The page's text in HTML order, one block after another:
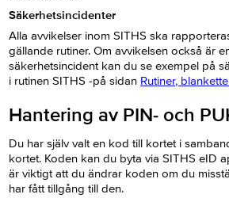
Säkerhetsincidenter
Alla avvikelser inom SITHS ska
gällande rutiner. Om avvikelsen också är
säkerhetsincident kan du se exempel på
i rutinen SITHS -på sidan Rutiner,
Hantering av PIN- och
Du har själv valt en kod till kortet i
kortet. Koden kan du byta via SITHS eID
är viktigt att du ändrar koden om du
har fått tillgång till den.